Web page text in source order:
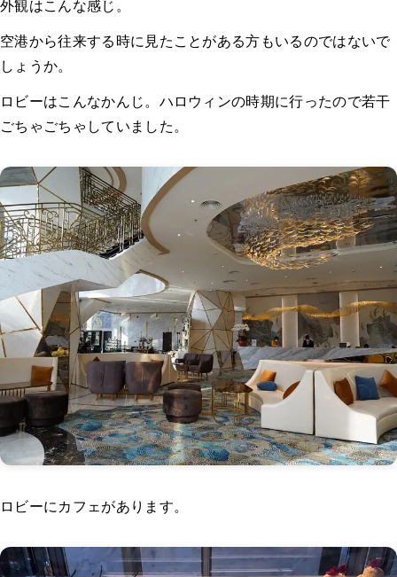
外観はこんな感じ。
空港から往来する時に見たことがある方もいるのではないで
しょうか。
ロビーはこんなかんじ。ハロウィンの時期に行ったので若干
ごちゃごちゃしていました。
ロビーにカフェがあります。